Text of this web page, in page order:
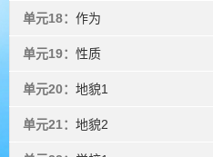
单元18： 作为
单元19： 性质
单元20： 地貌1
单元21： 地貌2